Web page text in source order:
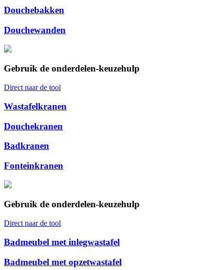
Douchebakken
Douchewanden
Gebruik de onderdelen-keuzehulp
Direct naar de tool
Wastafelkranen
Douchekranen
Badkranen
Fonteinkranen
Gebruik de onderdelen-keuzehulp
Direct naar de tool
Badmeubel met inlegwastafel
Badmeubel met opzetwastafel